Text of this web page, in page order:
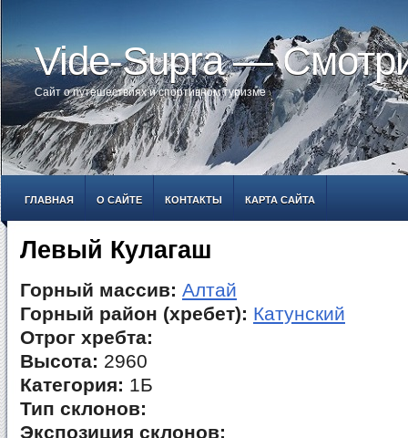
Vide-Supra —
Сайт о путешествиях и спортивном туризме
ГЛАВНАЯ О САЙТЕ КОНТАКТЫ КАРТА САЙТА
Левый Кулагаш
Горный массив: Алтай
Горный район (хребет): Катунский
Отрог хребта:
Высота: 2960
Категория: 1Б
Тип склонов:
Экспозиция склонов: